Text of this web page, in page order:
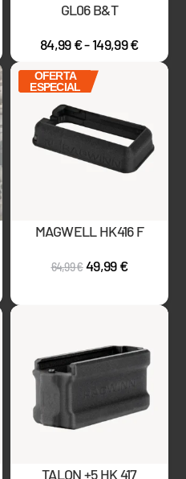
GL06 B&T
84,99€-149,99€
OFERTA
ESPECIAL
MAGWELL HK416 F
64,99€49,99€
TALON +5 HK 417